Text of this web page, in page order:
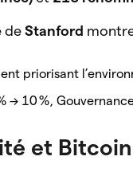
deStanford
priorisant
→ 10 %,
et